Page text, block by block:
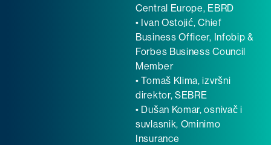
Central Europe, EBRD
• Ivan Ostojić, Chief
Business Officer, Infobip &
Forbes Business Council
Member
• Tomaš Klima, izvršni
direktor, SEBRE
• Dušan Komar, osnivač i
suvlasnik, Ominimo
Insurance